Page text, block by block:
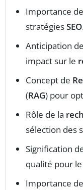
Importance de
stratégiesSEO
Anticipation
impact sur le
Concept de
(RAG) pour
Rôle de la
sélection des
Signification
qualité pour le
Importance